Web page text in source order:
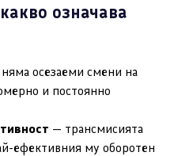
означава
осезаеми смени на
и постоянно
— трансмисията
ефективния му оборотен